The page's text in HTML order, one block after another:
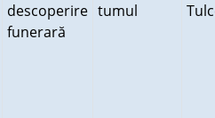
descoperire
funerară
tumul